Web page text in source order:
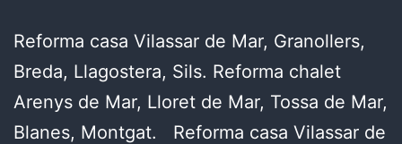
Reforma casa Vilassar de Mar, Granollers,
Breda, Llagostera, Sils. Reforma chalet
Arenys de Mar, Lloret de Mar, Tossa de Mar,
Blanes, Montgat. Reforma casa Vilassar de